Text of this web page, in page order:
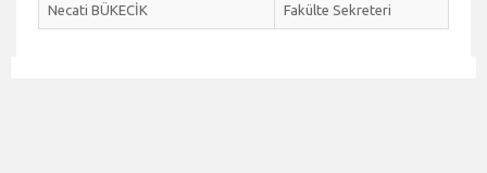
Necati BÜKECİK Fakülte Sekreteri